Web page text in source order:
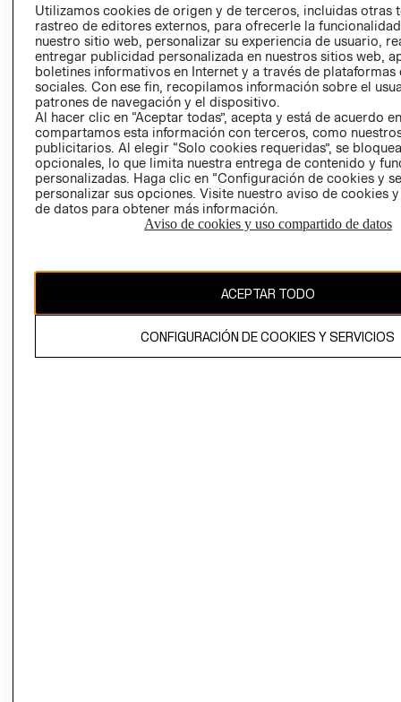
AVISO DE
PRIVACIDAD
GIFT CARD
AVISO DE
COOKIES
Uruguay ($U)
El contenido de esta página web está protegido por copyright y es
propiedad de H&M Hennes & Mauritz AB.
Utilizamos cookies de origen y de terceros, incluidas otras
rastreo de editores externos, para ofrecerle la
nuestro sitio web, personalizar su experiencia de usuario,
entregar publicidad personalizada en nuestros sitios web,
boletines informativos en Internet y a través de plataformas
sociales. Con ese fin, recopilamos información sobre el
patrones de navegación y el dispositivo.
Al hacer clic en “Aceptar todas”, acepta y está de acuerdo
compartamos esta información con terceros, como
publicitarios. Al elegir “Solo cookies requeridas”, se
opcionales, lo que limita nuestra entrega de contenido y
personalizadas. Haga clic en “Configuración de cookies y
personalizar sus opciones. Visite nuestro aviso de cookies
de datos para obtener más información.
Aviso de cookies y uso compartido de datos
ACEPTAR TODO
CONFIGURACIÓN DE COOKIES Y SERVICIOS